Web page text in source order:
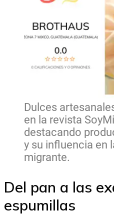
Dulces
en la revista
destacando
y su influencia en
migrante.
Del pan a las
espumillas